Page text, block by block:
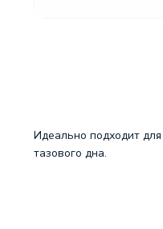
Идеально подходит
тазового дна.